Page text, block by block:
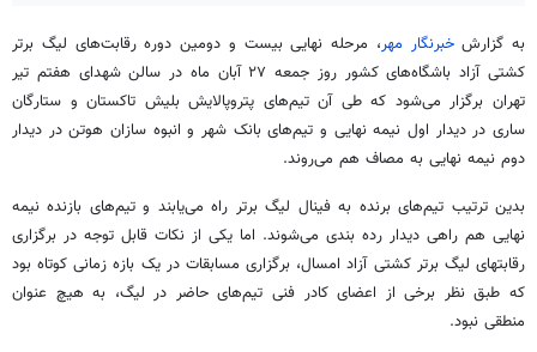
به گزارشخبرنگار مهر، مرحله نهایی بیست و دومین دوره رقابت‌های لیگ برتر
کشتی آزاد باشگاه‌های کشور روز جمعه ۲۷ آبان ماه در سالن شهدای هفتم تیر
تهران برگزار می‌شود که طی آن تیم‌های پتروپالایشبلیش تاکستان و ستارگان
ساری در دیدار اول نیمه نهایی و تیم‌های بانک شهر و انبوه سازانهوتندر دیدار
دوم نیمه نهایی به مصاف هم می‌روند.
بدین ترتیب تیم‌های برنده به فینال لیگ برتر راه می‌یابند و تیم‌های بازنده نیمه
نهایی هم راهی دیدار رده بندی می‌شوند. اما یکی از نکات قابل توجه در برگزاری
رقابتهای لیگ برتر کشتی آزاد امسال، برگزاری مسابقات در یک بازه زمانی کوتاه بود
که طبق نظر برخی از اعضای کادر فنی تیم‌های حاضر در لیگ، به هیچ عنوان
منطقی نبود.